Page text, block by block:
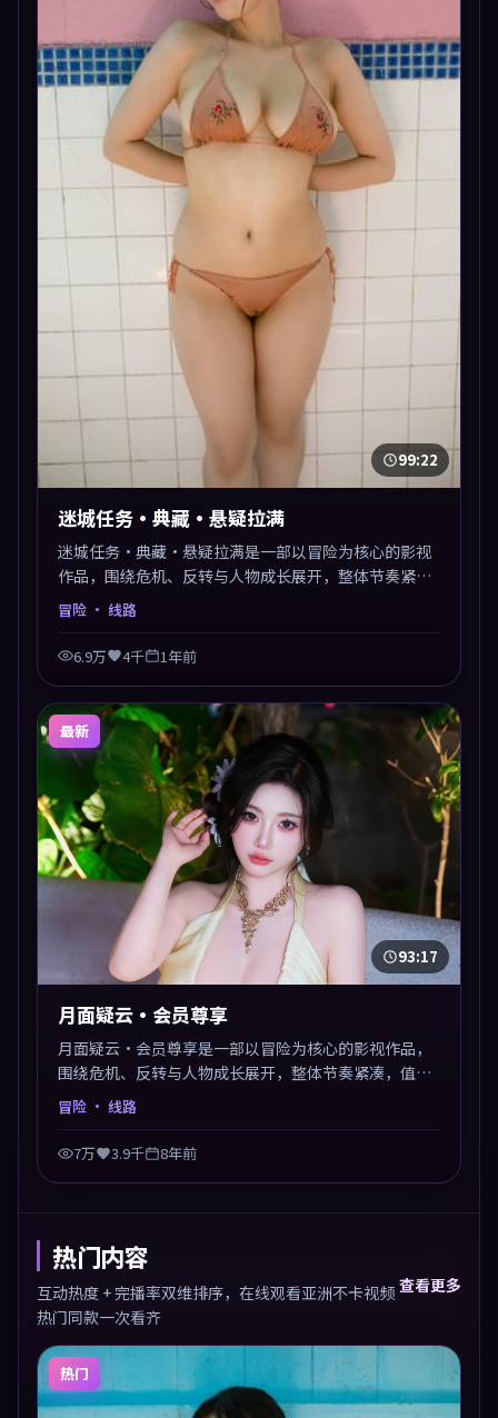
99:22
迷城任务·典藏·悬疑拉满
迷城任务·典藏·悬疑拉满是一部以冒险为核心的影视
作品，围绕危机、反转与人物成长展开，整体节奏紧
凑，值得推荐观看。
冒险 · 线路
6.9万 4千 1年前
最新
93:17
月面疑云·会员尊享
月面疑云·会员尊享是一部以冒险为核心的影视作品，
围绕危机、反转与人物成长展开，整体节奏紧凑，值得
推荐观看。
冒险 · 线路
7万 3.9千 8年前
热门内容
互动热度 + 完播率双维排序，在线观看亚洲不卡视频
热门同款一次看齐
查看更多
热门